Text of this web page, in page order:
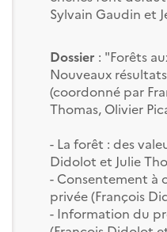
Sylvain Gaudin et
Dossier : "Forêts
Nouveaux
(coordonné par
Thomas, Olivier
- La forêt : des
Didolot et Julie
- Consentement à
privée (François
- Information du